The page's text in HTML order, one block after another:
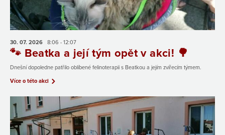
30. 07. 2026 8:06 - 12:07
🐾 Beatka a její tým opět v akci! 🌳
Dnešní dopoledne patřilo oblíbené felinoterapii s Beatkou a jejím zvířecím týmem.
Více o této akci